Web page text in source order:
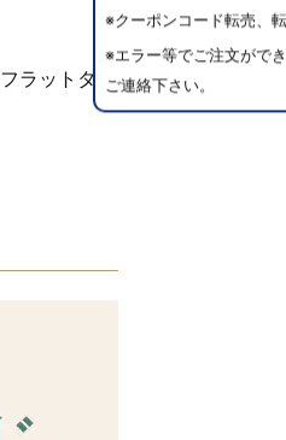
※クーポンコード転売、
※エラー等でご注文ができ
ご連絡下さい。
ラットタイ